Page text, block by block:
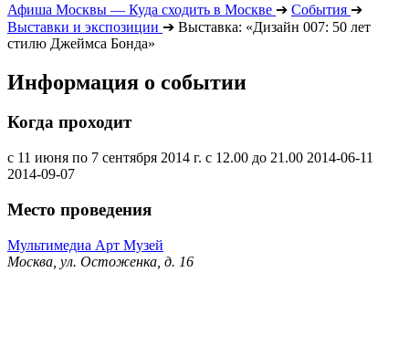
Афиша Москвы — Куда сходить в Москве ➔ События ➔
Выставки и экспозиции ➔ Выставка: «Дизайн 007: 50 лет
стилю Джеймса Бонда»
Информация о событии
Когда проходит
с 11 июня по 7 сентября 2014 г. с 12.00 до 21.00 2014-06-11
2014-09-07
Место проведения
Мультимедиа Арт Музей
Москва, ул. Остоженка, д. 16